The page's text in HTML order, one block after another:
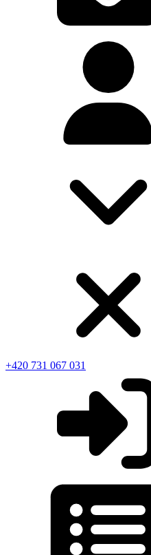
+420 731 067 031